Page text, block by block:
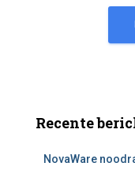
Recente
NovaWare